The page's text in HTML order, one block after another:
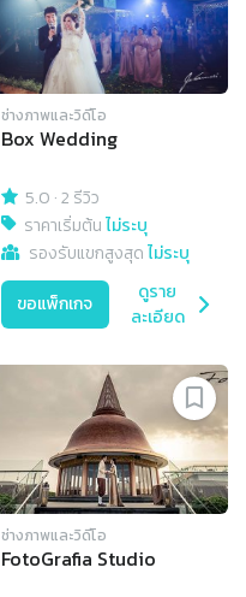
ช่างภาพและวิดีโอ
Box Wedding
5.0 ·2 รีวิว
ราคาเริ่มต้นไม่ระบุ
รองรับแขกสูงสุดไม่ระบุ
ขอแพ็กเกจ
ดูราย
ละเอียด
ช่างภาพและวิดีโอ
FotoGrafia Studio